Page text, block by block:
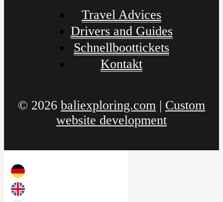
Travel Advices
Drivers and Guides
Schnellboottickets
Kontakt
© 2026 baliexploring.com | Custom
website development